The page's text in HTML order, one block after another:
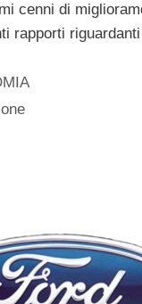
cenni di
rapporti